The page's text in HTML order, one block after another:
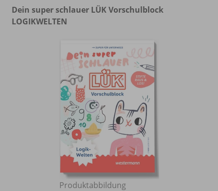
Dein super schlauer LÜK Vorschulblock
LOGIKWELTEN
Produktabbildung